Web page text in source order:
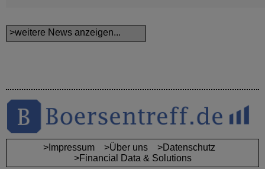
>weitere News anzeigen...
>Impressum >Über uns
>Datenschutz
>Financial Data & Solutions